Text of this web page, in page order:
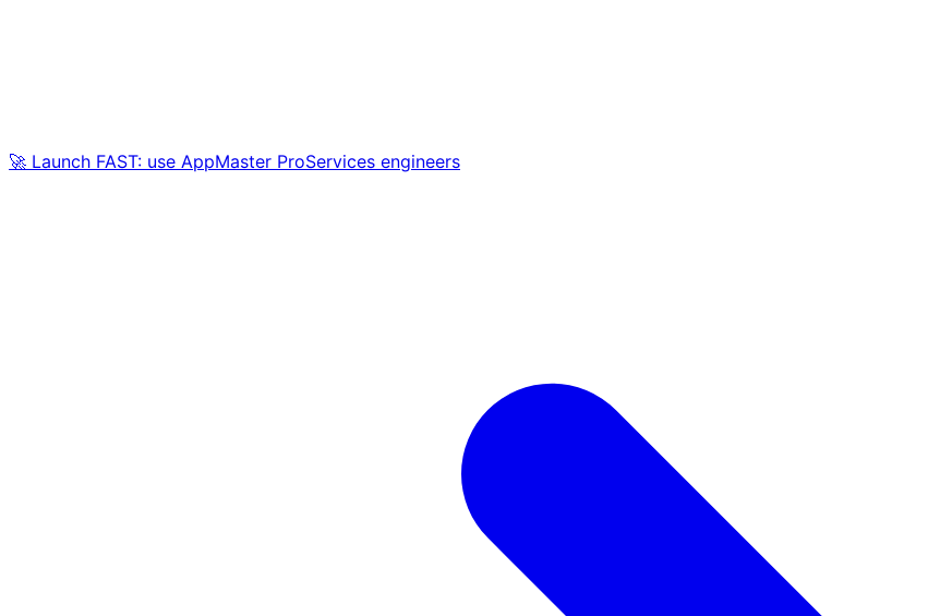
🚀 Launch FAST: use AppMaster ProServices engineers